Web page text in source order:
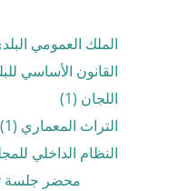
الملك العمومي
القانون الأساسي
اللجان (1)
التراث المعماري (1)
النظام الداخلي
محضر جلسة